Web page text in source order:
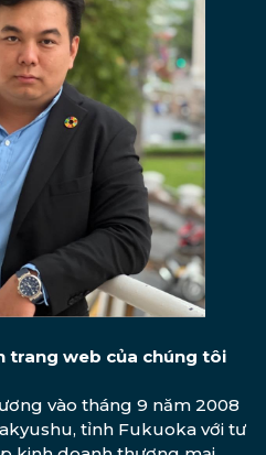
trang web của chúng tôi
vào tháng 9 năm 2008
tỉnh Fukuoka với tư